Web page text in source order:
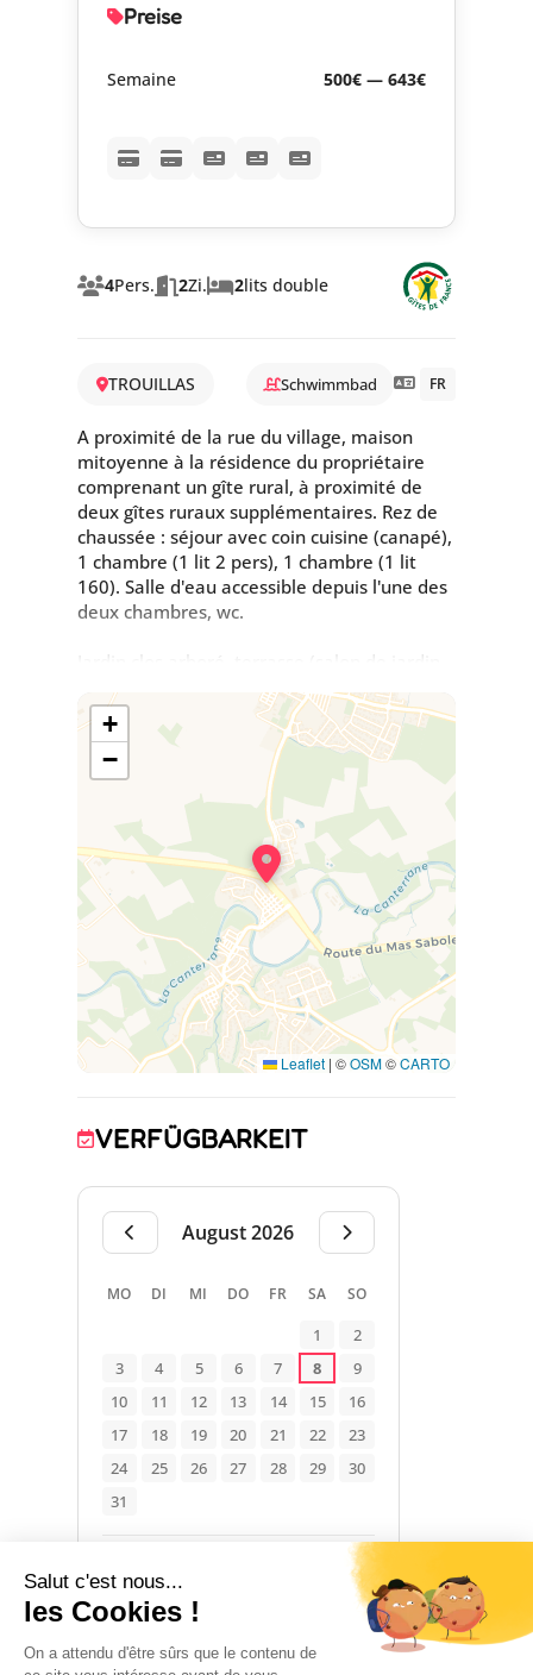
4Pers. 2Zi. 2lits double
TROUILLAS Schwimmbad FR
A proximité de la rue du village, maison
mitoyenne à la résidence du propriétaire
comprenant un gîte rural, à proximité de
deux gîtes ruraux supplémentaires. Rez de
chaussée : séjour avec coin cuisine (canapé),
1 chambre (1 lit 2 pers), 1 chambre (1 lit
160). Salle d'eau accessible depuis l'une des
deux chambres, wc.
Jardin clos arboré, terrasse (salon de jardin,
barbecue commun), accès à la piscine privée
du propriétaire.
+
−
Leaflet | ©OSM©CARTO
VERFÜGBARKEIT
August 2026
MO DI MI DO FR SA SO
1
2
3
4 5 6 7 8
9
10
11 12 13 14 15
16
17
18 19 20 21 22
23
24
25 26 27 28 29
30
31
Nicht angegeben
1 January 2026 → 31 December 2026
Preise
Semaine 500€ — 643€